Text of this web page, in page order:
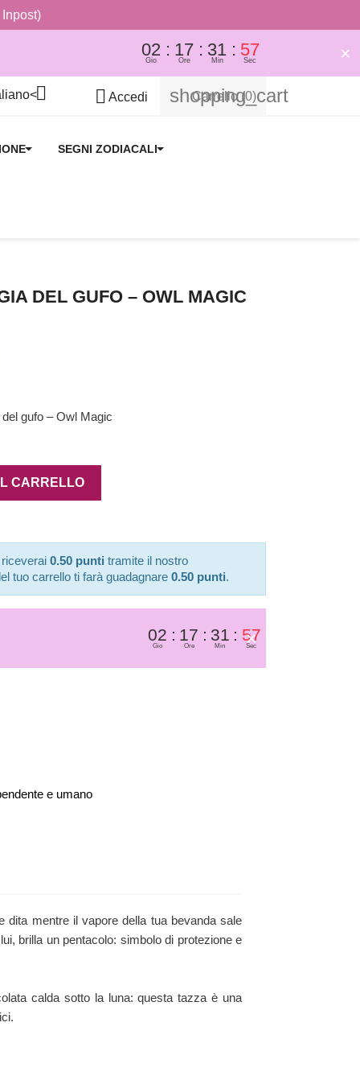
02
Gio
17
Ore
31
Min
57
Sec ×
  Accedi shopping_cart
Carrello (0)
SEGNI ZODIACALI
DEL GUFO – OWL MAGIC
gufo – Owl Magic
CARRELLO
0.50 punti tramite il nostro
tuo carrello ti farà guadagnare 0.50 punti.
02
Gio
17
Ore
31
Min
57
Sec
×
e umano
mentre il vapore della tua bevanda sale
brilla un pentacolo: simbolo di protezione e
calda sotto la luna: questa tazza è una